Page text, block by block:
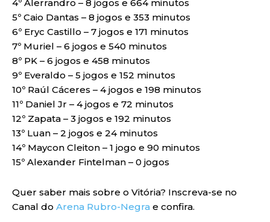
4º Alerrandro – 8 jogos e 664 minutos
5º Caio Dantas – 8 jogos e 353 minutos
6º Eryc Castillo – 7 jogos e 171 minutos
7º Muriel – 6 jogos e 540 minutos
8º PK – 6 jogos e 458 minutos
9º Everaldo – 5 jogos e 152 minutos
10º Raúl Cáceres – 4 jogos e 198 minutos
11º Daniel Jr – 4 jogos e 72 minutos
12º Zapata – 3 jogos e 192 minutos
13º Luan – 2 jogos e 24 minutos
14º Maycon Cleiton – 1 jogo e 90 minutos
15º Alexander Fintelman – 0 jogos
Quer saber mais sobre o Vitória? Inscreva-se no
Canal do Arena Rubro-Negra e confira.